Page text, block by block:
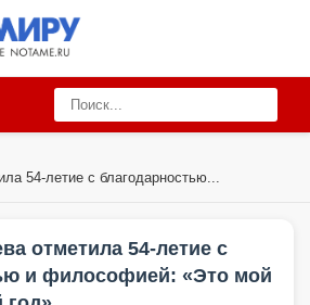
54-летие с благодарностью...
отметила 54-летие с
и философией: «Это мой